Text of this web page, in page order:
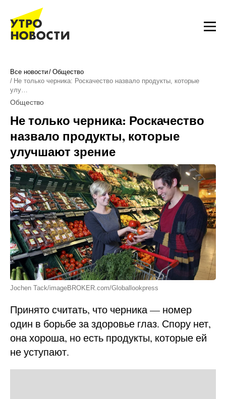
Все новости Общество
Не только черника: Роскачество назвало продукты, которые
улу…
Общество
Не только черника: Роскачество
назвало продукты, которые
улучшают зрение
Jochen Tack/imageBROKER.com/Globallookpress
Принято считать, что черника — номер
один в борьбе за здоровье глаз. Спору нет,
она хороша, но есть продукты, которые ей
не уступают.